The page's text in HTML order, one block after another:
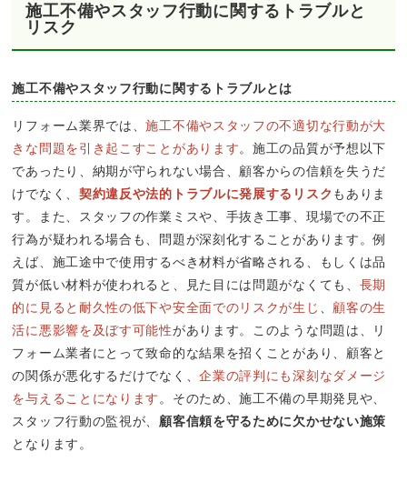
施工不備やスタッフ行動に関するトラブルと
リスク
施工不備やスタッフ行動に関するトラブルとは
リフォーム業界では、施工不備やスタッフの不適切な行動が大
きな問題を引き起こすことがあります。施工の品質が予想以下
であったり、納期が守られない場合、顧客からの信頼を失うだ
けでなく、 契約違反や法的トラブルに発展するリスク もありま
す。また、スタッフの作業ミスや、手抜き工事、現場での不正
行為が疑われる場合も、問題が深刻化することがあります。例
えば、施工途中で使用するべき材料が省略される、もしくは品
質が低い材料が使われると、見た目には問題がなくても、 長期
的に見ると耐久性の低下や安全面でのリスクが生じ
顧客の生
活に悪影響を及ぼす可能性があります。このような問題は、リ
フォーム業者にとって致命的な結果を招くことがあり、顧客と
の関係が悪化するだけでなく、企業の評判にも深刻なダメージ
を与えることになります 。そのため、施工不備の早期発見や、
スタッフ行動の監視が、 顧客信頼を守るために欠かせない施策
となります。